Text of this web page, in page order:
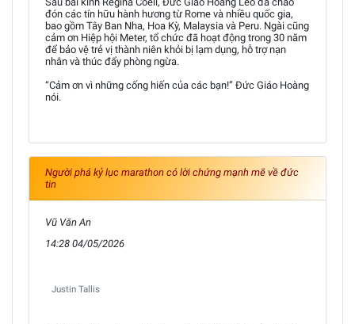
đón các tín hữu hành hương từ Rome và nhiều quốc gia,
bao gồm Tây Ban Nha, Hoa Kỳ, Malaysia và Peru. Ngài cũng
cảm ơn Hiệp hội Meter, tổ chức đã hoạt động trong 30 năm
để bảo vệ trẻ vị thành niên khỏi bị lạm dụng, hỗ trợ nạn
nhân và thúc đẩy phòng ngừa.
“Cảm ơn vì những cống hiến của các bạn!” Đức Giáo Hoàng
nói.
Người phá kỷ lục marathon có lời chứng mạnh mẽ về đức
tin
Vũ Văn An
14:28 04/05/2026
Justin Tallis